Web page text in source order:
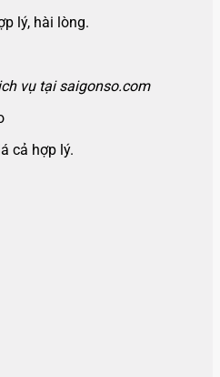
lý, hài lòng.
vụ tại saigonso.com
cả hợp lý.